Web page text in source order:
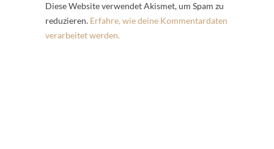
Diese Website verwendet Akismet, um Spam zu
reduzieren. Erfahre, wie deine Kommentardaten
verarbeitet werden.